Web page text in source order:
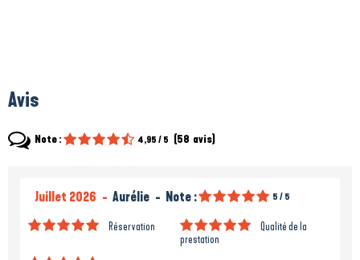
Avis
Note : 4,95 / 5 (58 avis)
Juillet 2026 Aurélie Note : 5 / 5
Réservation
Qualité de la
prestation